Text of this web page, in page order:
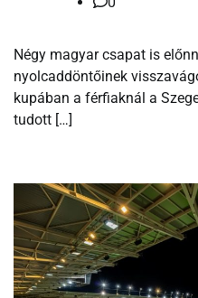
Négy magyar csapat is
nyolcaddöntőinek
kupában a férfiaknál a
tudott […]